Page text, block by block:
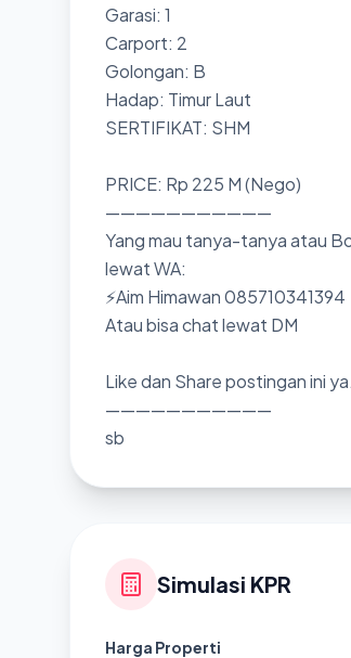
Garasi: 1
Carport: 2
Golongan: B
Hadap: Timur Laut
SERTIFIKAT: SHM
PRICE: Rp 225 M (Nego)
———————————
Yang mau tanya-tanya atau
lewat WA:
⚡Aim Himawan 085710341394
Atau bisa chat lewat DM
Like dan Share postingan ini
———————————
sb
Simulasi KPR
Harga Properti